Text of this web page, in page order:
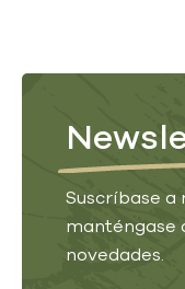
Suscríbase a
manténgase
novedades.